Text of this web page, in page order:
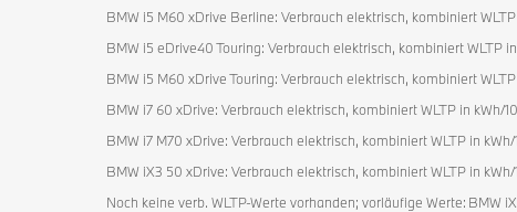
BMW i5 M60 xDrive Berline: Verbrauch elektrisch, kombiniert
BMW i5 eDrive40 Touring: Verbrauch elektrisch, kombiniert WLTP
BMW i5 M60 xDrive Touring: Verbrauch elektrisch, kombiniert
BMW i7 60 xDrive: Verbrauch elektrisch, kombiniert WLTP in kWh/
BMW i7 M70 xDrive: Verbrauch elektrisch, kombiniert WLTP in
BMW iX3 50 xDrive: Verbrauch elektrisch, kombiniert WLTP in
Noch keine verb. WLTP-Werte vorhanden; vorläufige Werte: BMW